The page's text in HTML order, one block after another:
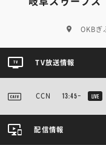
OKBぎ
TV放送情報
CCN 13:45~ LIVE
配信情報